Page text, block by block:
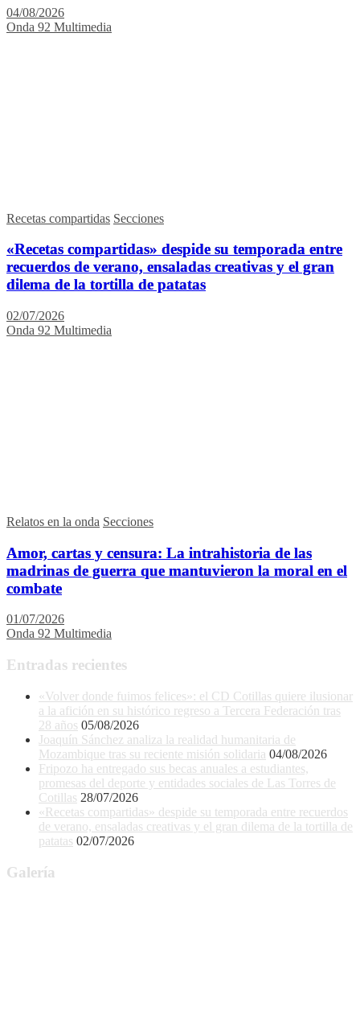
04/08/2026
Onda 92 Multimedia
Recetas compartidas Secciones
«Recetas compartidas» despide su temporada entre
recuerdos de verano, ensaladas creativas y el gran
dilema de la tortilla de patatas
02/07/2026
Onda 92 Multimedia
Relatos en la onda Secciones
Amor, cartas y censura: La intrahistoria de las
madrinas de guerra que mantuvieron la moral en el
combate
01/07/2026
Onda 92 Multimedia
Entradas recientes
«Volver donde fuimos felices»: el CD Cotillas quiere ilusionar
a la afición en su histórico regreso a Tercera Federación tras
28 años 05/08/2026
Joaquín Sánchez analiza la realidad humanitaria de
Mozambique tras su reciente misión solidaria 04/08/2026
Fripozo ha entregado sus becas anuales a estudiantes,
promesas del deporte y entidades sociales de Las Torres de
Cotillas 28/07/2026
«Recetas compartidas» despide su temporada entre recuerdos
de verano, ensaladas creativas y el gran dilema de la tortilla de
patatas 02/07/2026
Galería